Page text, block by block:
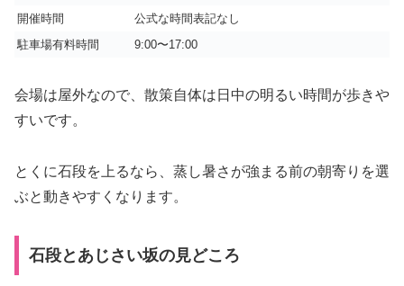
開催時間
公式な時間表記なし
駐車場有料時間
9:00〜17:00
会場は屋外なので、散策自体は日中の明るい時間が歩きや
すいです。
とくに石段を上るなら、蒸し暑さが強まる前の朝寄りを選
ぶと動きやすくなります。
石段とあじさい坂の見どころ